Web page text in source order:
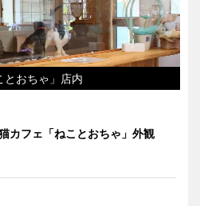
とおちゃ」店内
カフェ「ねことおちゃ」外観